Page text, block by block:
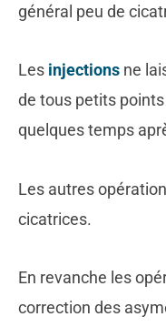
général peu de
Les injections ne
de tous petits
quelques temps
Les autres
cicatrices.
En revanche les
correction des